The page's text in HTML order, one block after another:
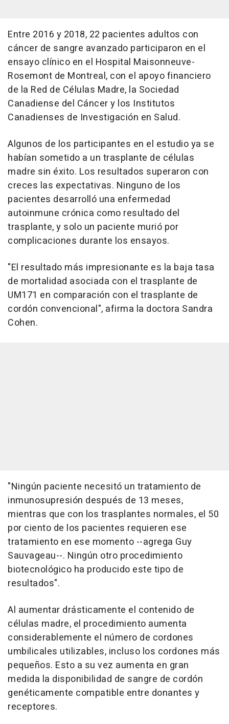
Entre 2016 y 2018, 22 pacientes adultos con
cáncer de sangre avanzado participaron en el
ensayo clínico en el Hospital Maisonneuve-
Rosemont de Montreal, con el apoyo financiero
de la Red de Células Madre, la Sociedad
Canadiense del Cáncer y los Institutos
Canadienses de Investigación en Salud.
Algunos de los participantes en el estudio ya se
habían sometido a un trasplante de células
madre sin éxito. Los resultados superaron con
creces las expectativas. Ninguno de los
pacientes desarrolló una enfermedad
autoinmune crónica como resultado del
trasplante, y solo un paciente murió por
complicaciones durante los ensayos.
"El resultado más impresionante es la baja tasa
de mortalidad asociada con el trasplante de
UM171 en comparación con el trasplante de
cordón convencional", afirma la doctora Sandra
Cohen.
"Ningún paciente necesitó un tratamiento de
inmunosupresión después de 13 meses,
mientras que con los trasplantes normales, el 50
por ciento de los pacientes requieren ese
tratamiento en ese momento --agrega Guy
Sauvageau--. Ningún otro procedimiento
biotecnológico ha producido este tipo de
resultados".
Al aumentar drásticamente el contenido de
células madre, el procedimiento aumenta
considerablemente el número de cordones
umbilicales utilizables, incluso los cordones más
pequeños. Esto a su vez aumenta en gran
medida la disponibilidad de sangre de cordón
genéticamente compatible entre donantes y
receptores.